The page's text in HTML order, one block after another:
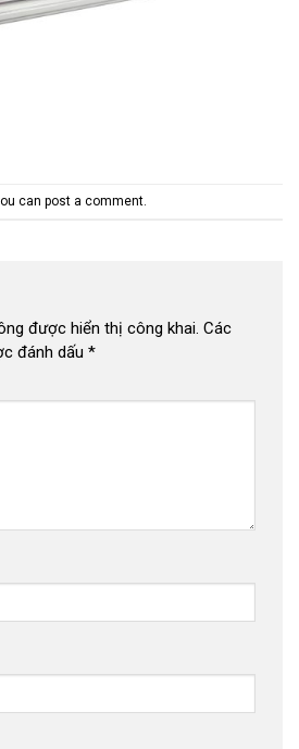
can post a comment.
được hiển thị công khai. Các
đánh dấu *